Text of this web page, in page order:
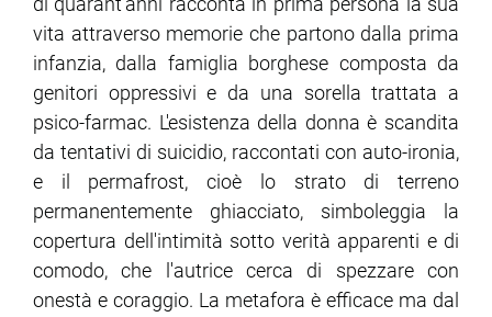
vita attraverso memorie che partono dalla prima
infanzia, dalla famiglia borghese composta da
genitori oppressivi e da una sorella trattata a
psico-farmac. L'esistenza della donna è scandita
da tentativi di suicidio, raccontati con auto-ironia,
e il permafrost, cioè lo strato di terreno
permanentemente ghiacciato, simboleggia la
copertura dell'intimità sotto verità apparenti e di
comodo, che l'autrice cerca di spezzare con
onestà e coraggio. La metafora è efficace ma dal